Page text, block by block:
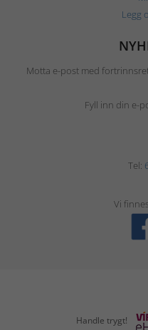
Legg
Motta e-post med
Fyll inn din e-
Tel:
Vi
Handle trygt!